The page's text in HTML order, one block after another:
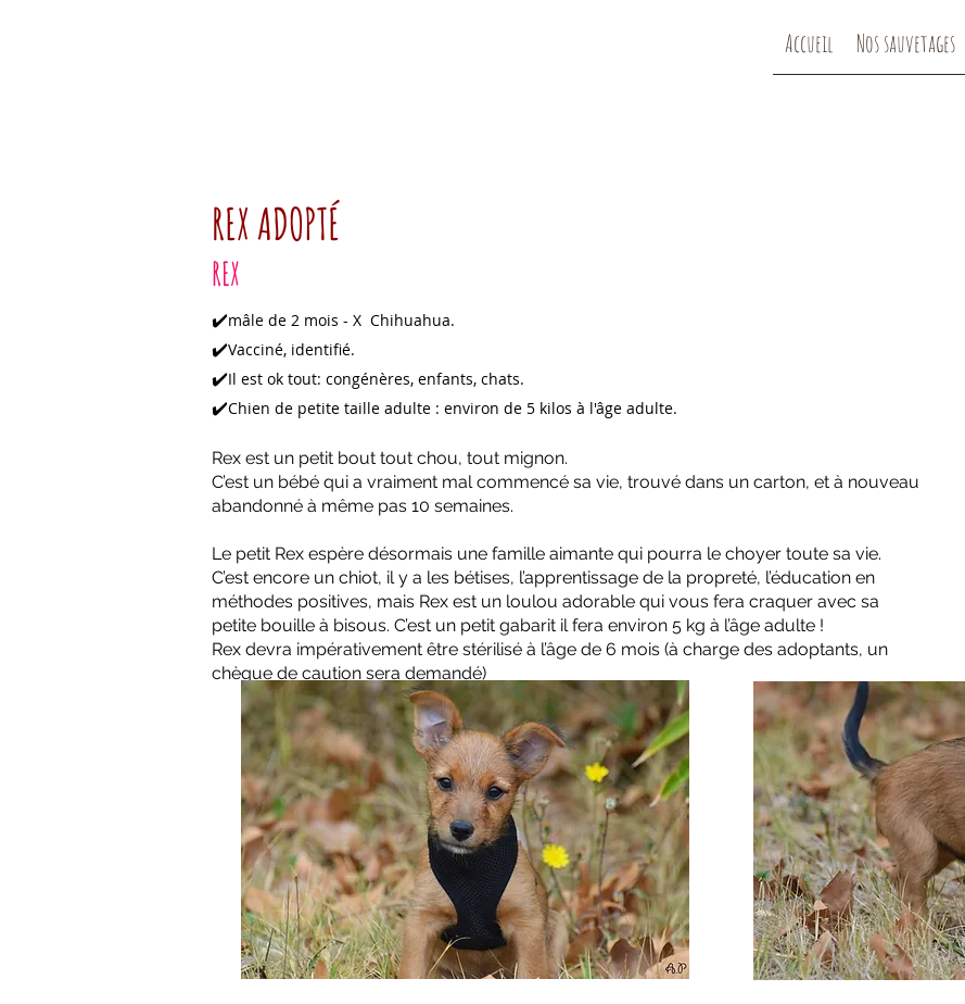
Accueil Nos sauvetages
REX ADOPTÉ
REX
✔️mâle de 2 mois - X Chihuahua.
✔️Vacciné, identifié.
✔️Il est ok tout: congénères, enfants, chats.
✔️Chien de petite taille adulte : environ de 5 kilos à l'âge adulte.
Rex est un petit bout tout chou, tout mignon.
C’est un bébé qui a vraiment mal commencé sa vie, trouvé dans un carton, et à nouveau
abandonné à même pas 10 semaines.
Le petit Rex espère désormais une famille aimante qui pourra le choyer toute sa vie.
C’est encore un chiot, il y a les bétises, l’apprentissage de la propreté, l’éducation en
méthodes positives, mais Rex est un loulou adorable qui vous fera craquer avec sa
petite bouille à bisous. C’est un petit gabarit il fera environ 5 kg à l’âge adulte !
Rex devra impérativement être stérilisé à l’âge de 6 mois (à charge des adoptants, un
chèque de caution sera demandé)